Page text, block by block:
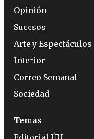
Opinión
Sucesos
Arte y Espectáculos
Interior
Correo Semanal
Sociedad
Temas